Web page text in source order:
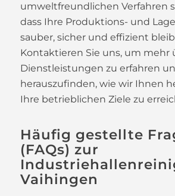
umweltfreundlichen Verfahren
dass Ihre Produktions- und
sauber, sicher und effizient
Kontaktieren Sie uns, um mehr
Dienstleistungen zu erfahren
herauszufinden, wie wir Ihnen
Ihre betrieblichen Ziele zu
Häufig gestellte
(FAQs) zur
Vaihingen